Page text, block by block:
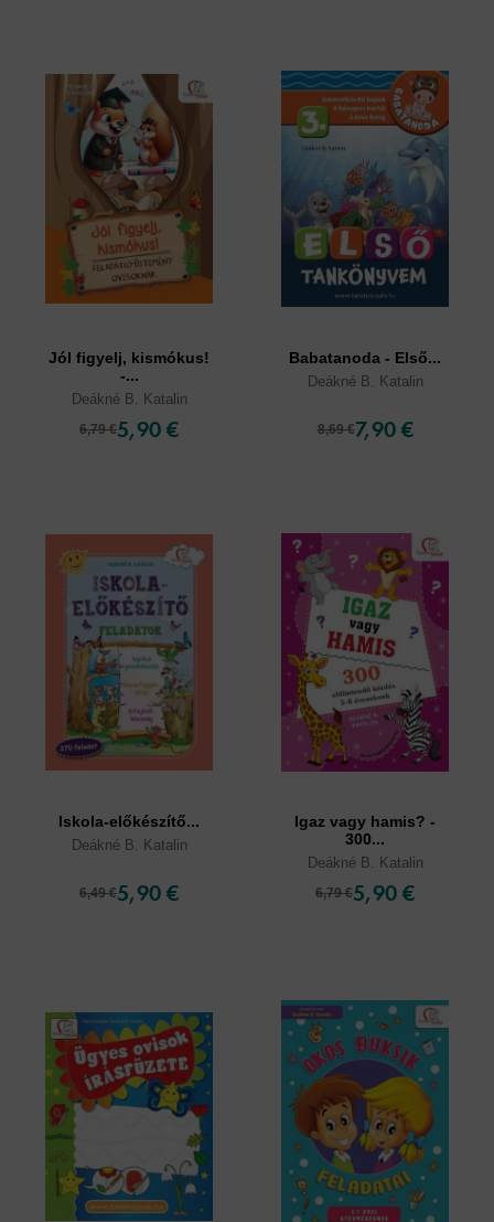
Jól figyelj, kismókus!
-...
Deákné B. Katalin
6,79 €5,90 €
Babatanoda - Első...
Deákné B. Katalin
8,69 €7,90 €
Iskola-előkészítő...
Deákné B. Katalin
6,49 €5,90 €
Igaz vagy hamis? -
300...
Deákné B. Katalin
6,79 €5,90 €